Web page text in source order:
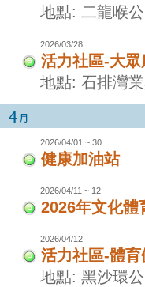
地點: 二龍喉
2026/03/28
活力社區-大眾
地點: 石排灣
2026/04/01 ~ 30
健康加油站
2026/04/11 ~ 12
2026年文化體
2026/04/12
活力社區-體
地點: 黑沙環